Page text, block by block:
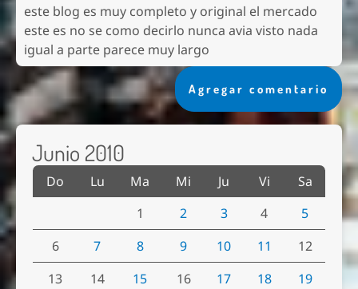
este blog es muy completo y original el mercado
este es no se como decirlo nunca avia visto nada
igual a parte parece muy largo
Agregar comentario
Junio 2010
Do Lu Ma Mi Ju Vi
Sa
1
2 3 4
5
6
7 8 9 10 11
12
13
14 15 16 17 18
19